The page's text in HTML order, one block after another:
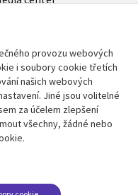
Consent
provozu webových
i soubory cookie třetích
našich webových
Jiné jsou volitelné
za účelem zlepšení
všechny, žádné nebo